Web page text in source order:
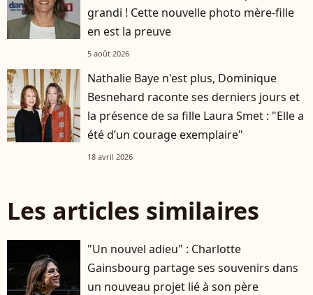
grandi ! Cette nouvelle photo mère-fille
en est la preuve
5 août 2026
Nathalie Baye n'est plus, Dominique
Besnehard raconte ses derniers jours et
la présence de sa fille Laura Smet : "Elle a
été d’un courage exemplaire"
18 avril 2026
Les articles similaires
"Un nouvel adieu" : Charlotte
Gainsbourg partage ses souvenirs dans
un nouveau projet lié à son père